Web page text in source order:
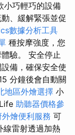
小巧輕巧的設備
、緩解緊張並促
數據分析工具
種按摩強度，您
驗。 安全停止
備，確保安全使
分鐘後會自動關
地區外燴選擇 小
助聽器價格參
燴便利服務 可
線雷射透過加熱